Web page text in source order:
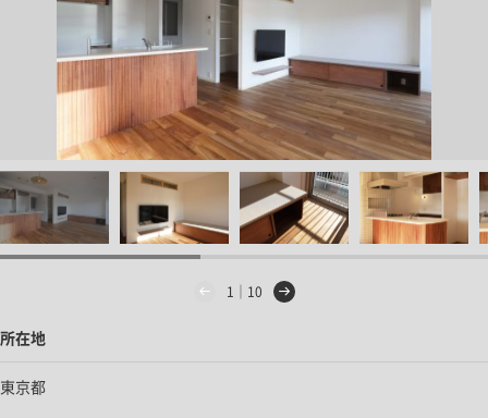
1｜10
所在地
東京都